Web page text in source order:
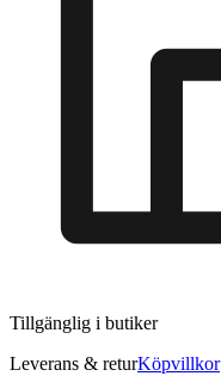
Tillgänglig i butiker
Leverans & returKöpvillkor